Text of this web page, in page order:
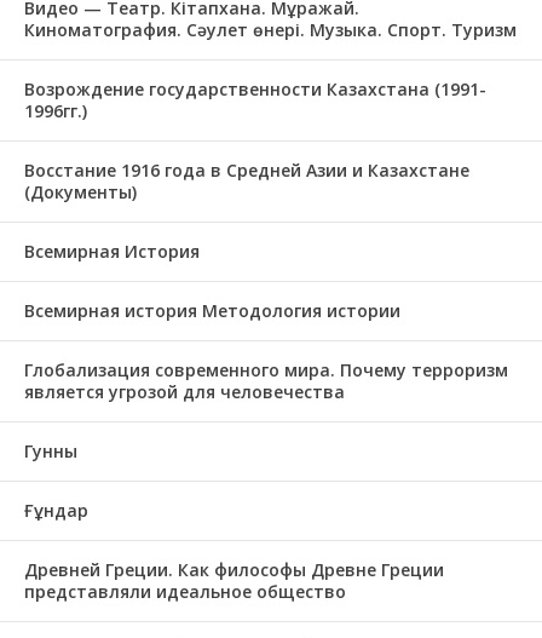
Видео — Театр. Кітапхана. Мұражай.
Киноматография. Сәулет өнері. Музыка. Спорт. Туризм
Возрождение государственности Казахстана (1991-
1996гг.)
Восстание 1916 года в Средней Азии и Казахстане
(Документы)
Всемирная История
Всемирная история Методология истории
Глобализация современного мира. Почему терроризм
является угрозой для человечества
Гунны
Ғұндар
Древней Греции. Как философы Древне Греции
представляли идеальное общество